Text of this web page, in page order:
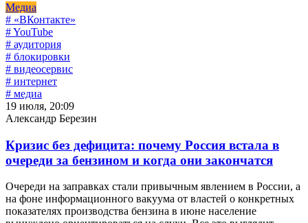
Медиа
# «ВКонтакте»
# YouTube
# аудитория
# блокировки
# видеосервис
# интернет
# медиа
19 июля, 20:09
Александр Березин
Кризис без дефицита: почему Россия встала в
очереди за бензином и когда они закончатся
Очереди на заправках стали привычным явлением в России, а
на фоне информационного вакуума от властей о конкретных
показателях производства бензина в июне население